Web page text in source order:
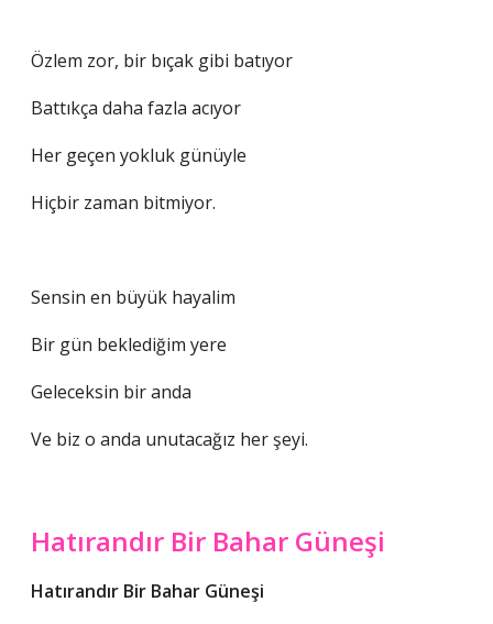
Özlem zor, bir bıçak gibi batıyor
Battıkça daha fazla acıyor
Her geçen yokluk günüyle
Hiçbir zaman bitmiyor.
Sensin en büyük hayalim
Bir gün beklediğim yere
Geleceksin bir anda
Ve biz o anda unutacağız her şeyi.
Hatırandır Bir Bahar Güneşi
Hatırandır Bir Bahar Güneşi